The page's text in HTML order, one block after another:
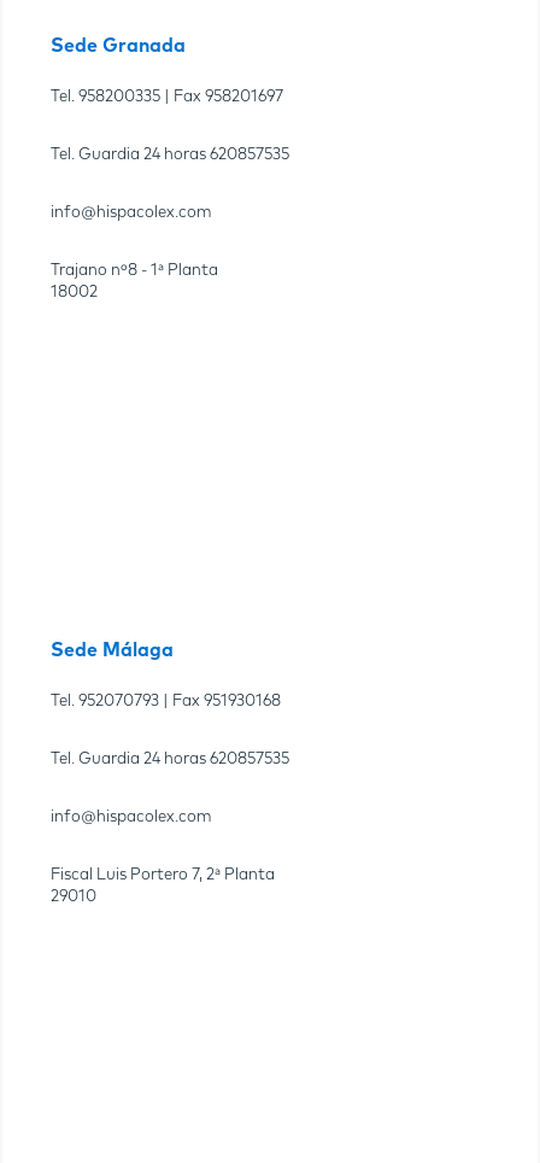
Sede Granada
Tel. 958200335 | Fax 958201697
Tel. Guardia 24 horas 620857535
info@hispacolex.com
Trajano nº8 - 1ª Planta
18002
Sede Málaga
Tel. 952070793 | Fax 951930168
Tel. Guardia 24 horas 620857535
info@hispacolex.com
Fiscal Luis Portero 7, 2ª Planta
29010